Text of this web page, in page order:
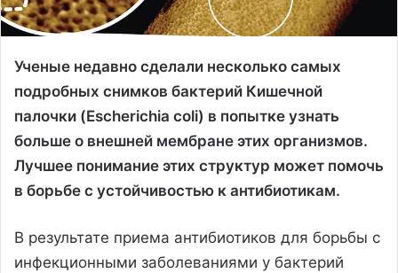
Ученые недавно сделали несколько самых
подробных снимков бактерий Кишечной
палочки (Escherichia coli) в попытке узнать
больше о внешней мембране этих организмов.
Лучшее понимание этих структур может помочь
в борьбе с устойчивостью к антибиотикам.
В результате приема антибиотиков для борьбы с
инфекционными заболеваниями у бактерий